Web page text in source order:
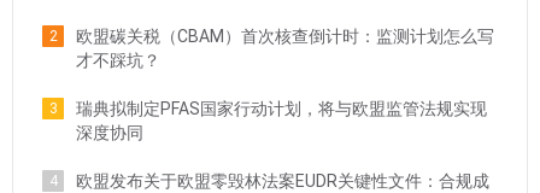
2
欧盟碳关税（CBAM）首次核查倒计时：监测计划怎么写
才不踩坑？
3
瑞典拟制定PFAS国家行动计划，将与欧盟监管法规实现
深度协同
4
欧盟发布关于欧盟零毁林法案EUDR关键性文件：合规成